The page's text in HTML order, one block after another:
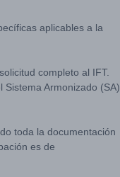
aplicables a la
completo al IFT.
Armonizado (SA)
toda la documentación
es de